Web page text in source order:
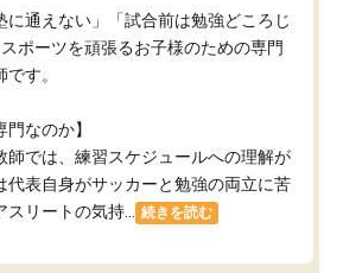
に通えない」「試合前は勉強どころじ
ポーツを頑張るお子様のための専門
す。
門なのか】
師では、練習スケジュールへの理解が
代表自身がサッカーと勉強の両立に苦
リートの気持...
続きを読む